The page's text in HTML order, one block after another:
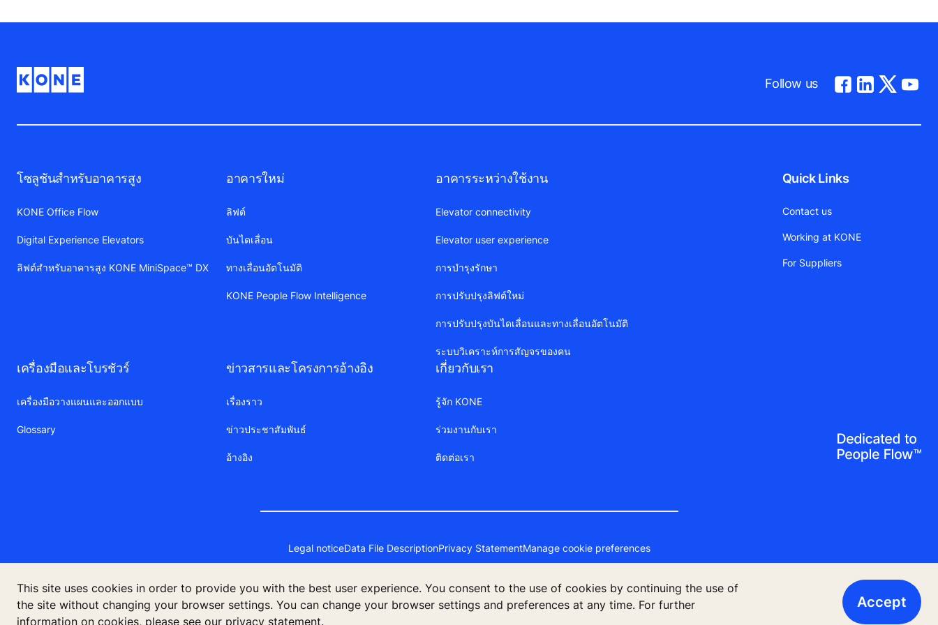
This site uses cookies in order to provide you with the best user experience. You consent to the use of cookies by continuing the use of
the site without changing your browser settings. You can change your browser settings and preferences at any time. For further
information on cookies, please see our privacy statement.
Accept
Follow us
โซลูชันสำหรับอาคารสูง
KONE Office Flow
Digital Experience Elevators
ลิฟต์สำหรับอาคารสูง KONE MiniSpace™ DX
อาคารใหม่
ลิฟต์
บันไดเลื่อน
ทางเลื่อนอัตโนมัติ
KONE People Flow Intelligence
อาคารระหว่างใช้งาน
Elevator connectivity
Elevator user experience
การบำรุงรักษา
การปรับปรุงลิฟต์ใหม่
การปรับปรุงบันไดเลื่อนและทางเลื่อนอัตโนมัติ
ระบบวิเคราะห์การสัญจรของคน
เครื่องมือและโบรชัวร์
เครื่องมือวางแผนและออกแบบ
Glossary
ข่าวสารและโครงการอ้างอิง
เรื่องราว
ข่าวประชาสัมพันธ์
อ้างอิง
เกี่ยวกับเรา
รู้จัก KONE
ร่วมงานกับเรา
ติดต่อเรา
Quick Links
Contact us
Working at KONE
For Suppliers
Legal noticeData File DescriptionPrivacy StatementManage cookie preferences
บริษัท โคเน่ จำกัด (มหาชน) 555 รสา วัน (อาคารบี) ชั้น 26 ถนนพหลโยธิน แขวงจตุจักร เขตจตุจักร กรุงเทพมหานคร 10900